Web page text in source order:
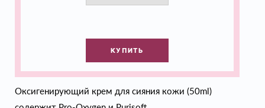
КУПИТЬ
Оксигенирующий крем для сияния кожи (50ml)